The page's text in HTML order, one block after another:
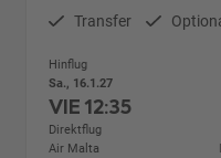
Transfer
Hinflug
Sa., 16.1.27
VIE12:35
Direktflug
Air Malta